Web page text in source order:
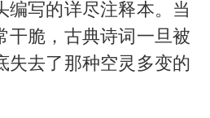
编写的详尽注释本。当
干脆，古典诗词一旦被
失去了那种空灵多变的